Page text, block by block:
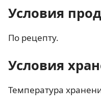
Условия
По рецепту.
Условия
Температура